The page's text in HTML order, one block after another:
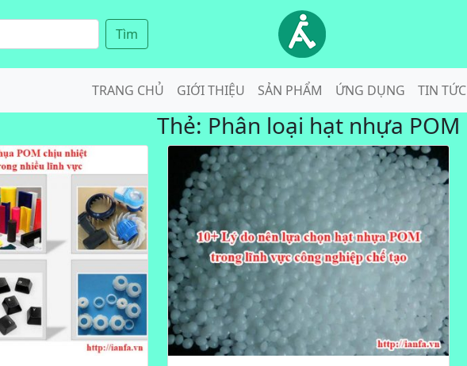
Tìm
TRANG CHỦ GIỚI THIỆU SẢN PHẨM ỨNG DỤNG TIN TỨC
Thẻ: Phân loại hạt nhựa POM